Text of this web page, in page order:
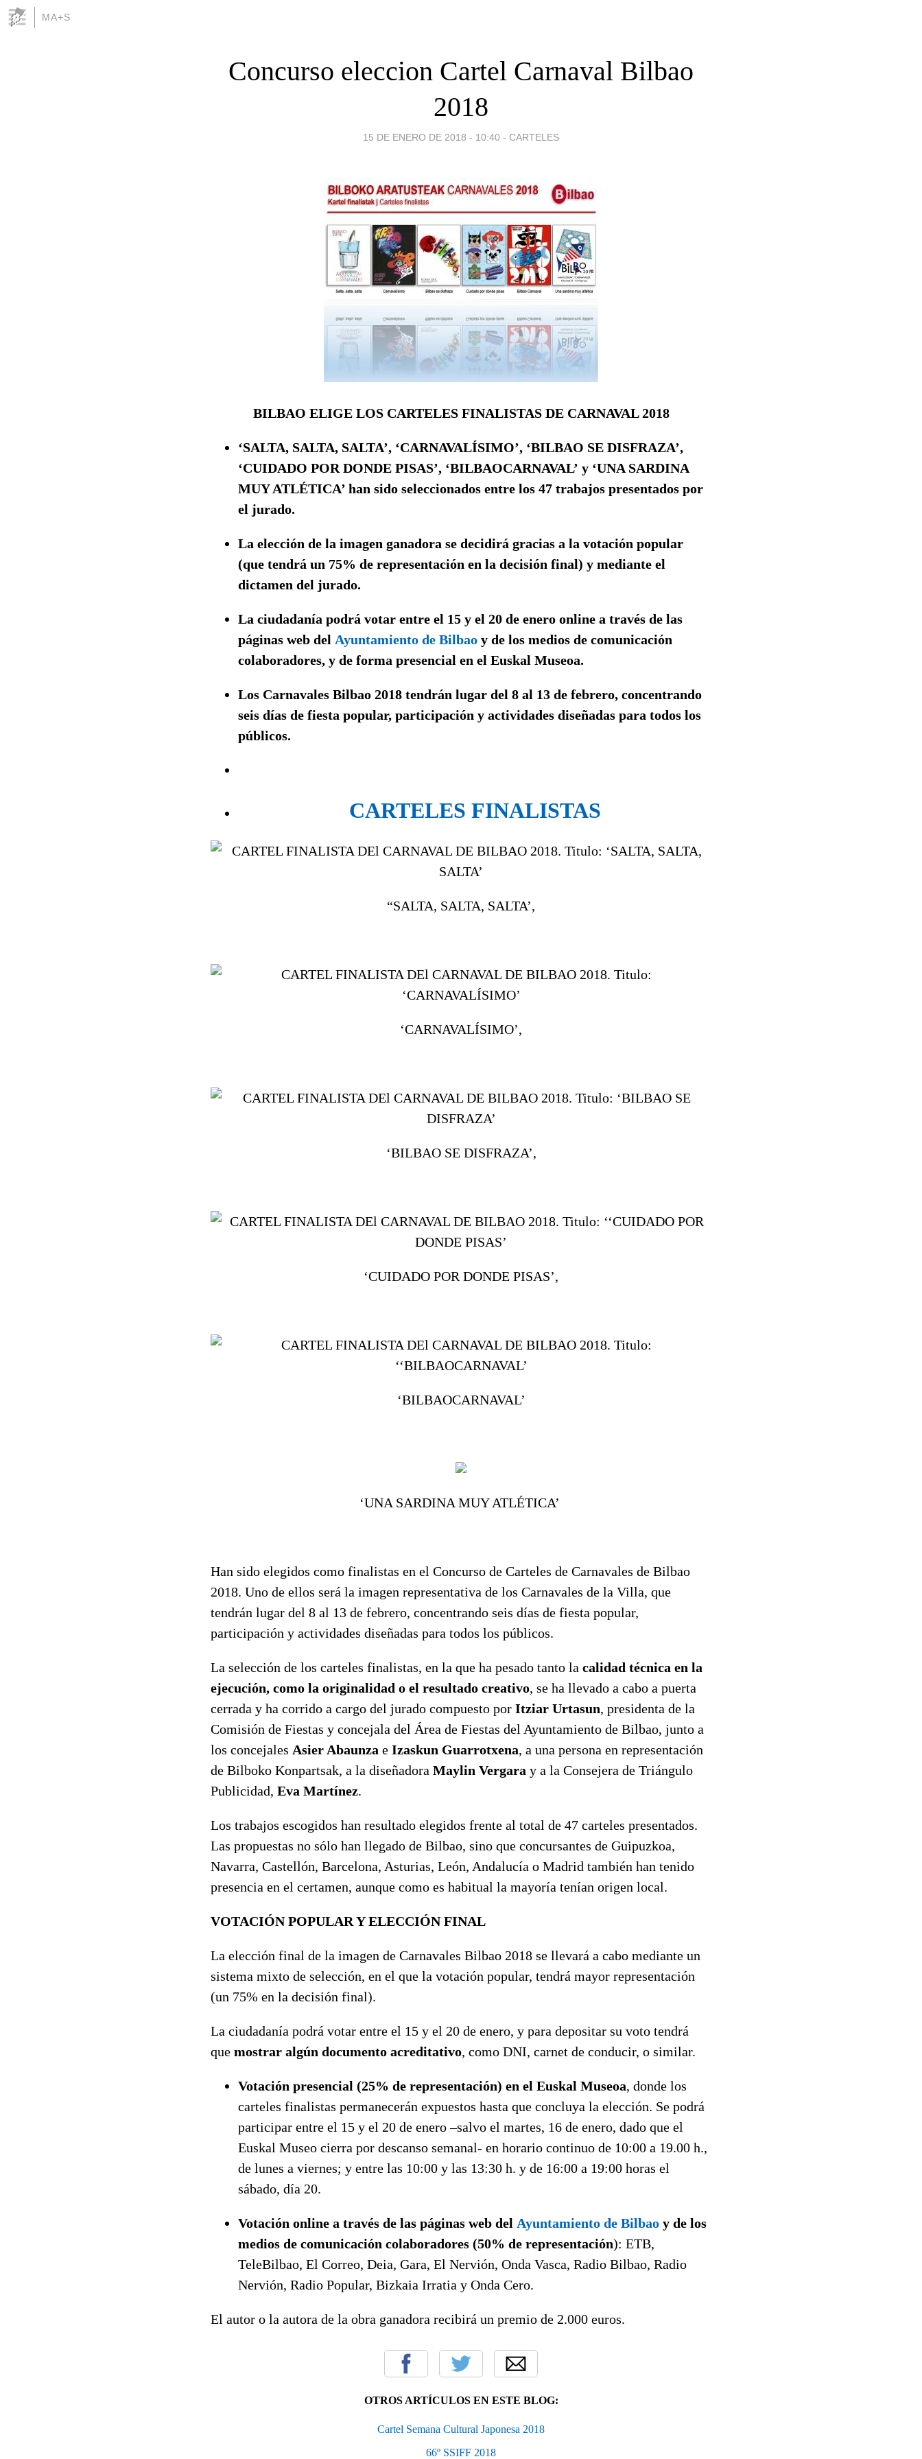
MA+S
Concurso eleccion Cartel Carnaval Bilbao
2018
15 DE ENERO DE 2018 - 10:40 - CARTELES
BILBAO ELIGE LOS CARTELES FINALISTAS DE CARNAVAL 2018
‘SALTA, SALTA, SALTA’, ‘CARNAVALÍSIMO’, ‘BILBAO SE DISFRAZA’,
‘CUIDADO POR DONDE PISAS’, ‘BILBAOCARNAVAL’ y ‘UNA SARDINA
MUY ATLÉTICA’ han sido seleccionados entre los 47 trabajos presentados por
el jurado.
La elección de la imagen ganadora se decidirá gracias a la votación popular
(que tendrá un 75% de representación en la decisión final) y mediante el
dictamen del jurado.
La ciudadanía podrá votar entre el 15 y el 20 de enero online a través de las
páginas web del Ayuntamiento de Bilbao y de los medios de comunicación
colaboradores, y de forma presencial en el Euskal Museoa.
Los Carnavales Bilbao 2018 tendrán lugar del 8 al 13 de febrero, concentrando
seis días de fiesta popular, participación y actividades diseñadas para todos los
públicos.
CARTELES FINALISTAS
“SALTA, SALTA, SALTA’,
‘CARNAVALÍSIMO’,
‘BILBAO SE DISFRAZA’,
‘CUIDADO POR DONDE PISAS’,
‘BILBAOCARNAVAL’
‘UNA SARDINA MUY ATLÉTICA’
Han sido elegidos como finalistas en el Concurso de Carteles de Carnavales de Bilbao
2018. Uno de ellos será la imagen representativa de los Carnavales de la Villa, que
tendrán lugar del 8 al 13 de febrero, concentrando seis días de fiesta popular,
participación y actividades diseñadas para todos los públicos.
La selección de los carteles finalistas, en la que ha pesado tanto la calidad técnica en la
ejecución, como la originalidad o el resultado creativo, se ha llevado a cabo a puerta
cerrada y ha corrido a cargo del jurado compuesto por Itziar Urtasun, presidenta de la
Comisión de Fiestas y concejala del Área de Fiestas del Ayuntamiento de Bilbao, junto a
los concejales Asier Abaunza e Izaskun Guarrotxena, a una persona en representación
de Bilboko Konpartsak, a la diseñadora Maylin Vergara y a la Consejera de Triángulo
Publicidad, Eva Martínez.
Los trabajos escogidos han resultado elegidos frente al total de 47 carteles presentados.
Las propuestas no sólo han llegado de Bilbao, sino que concursantes de Guipuzkoa,
Navarra, Castellón, Barcelona, Asturias, León, Andalucía o Madrid también han tenido
presencia en el certamen, aunque como es habitual la mayoría tenían origen local.
VOTACIÓN POPULAR Y ELECCIÓN FINAL
La elección final de la imagen de Carnavales Bilbao 2018 se llevará a cabo mediante un
sistema mixto de selección, en el que la votación popular, tendrá mayor representación
(un 75% en la decisión final).
La ciudadanía podrá votar entre el 15 y el 20 de enero, y para depositar su voto tendrá
que mostrar algún documento acreditativo, como DNI, carnet de conducir, o similar.
Votación presencial (25% de representación) en el Euskal Museoa, donde los
carteles finalistas permanecerán expuestos hasta que concluya la elección. Se podrá
participar entre el 15 y el 20 de enero –salvo el martes, 16 de enero, dado que el
Euskal Museo cierra por descanso semanal- en horario continuo de 10:00 a 19.00 h.,
de lunes a viernes; y entre las 10:00 y las 13:30 h. y de 16:00 a 19:00 horas el
sábado, día 20.
Votación online a través de las páginas web del Ayuntamiento de Bilbao y de los
medios de comunicación colaboradores (50% de representación): ETB,
TeleBilbao, El Correo, Deia, Gara, El Nervión, Onda Vasca, Radio Bilbao, Radio
Nervión, Radio Popular, Bizkaia Irratia y Onda Cero.
El autor o la autora de la obra ganadora recibirá un premio de 2.000 euros.
OTROS ARTÍCULOS EN ESTE BLOG:
Cartel Semana Cultural Japonesa 2018
66º SSIFF 2018